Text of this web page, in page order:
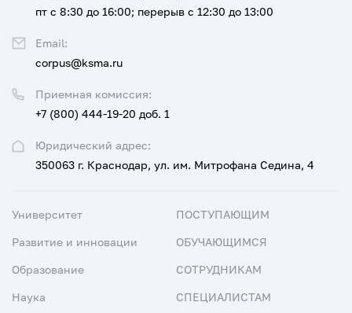
Юридический адрес:
350063 г. Краснодар, ул. им. Митрофана Седина, 4
Приемная комиссия:
+7 (800) 444-19-20 доб. 1
пт с 8:30 до 16:00; перерыв с 12:30 до 13:00
Email:
corpus@ksma.ru
Университет
Развитие и инновации
Образование
Наука
ПОСТУПАЮЩИМ
ОБУЧАЮЩИМСЯ
СОТРУДНИКАМ
СПЕЦИАЛИСТАМ